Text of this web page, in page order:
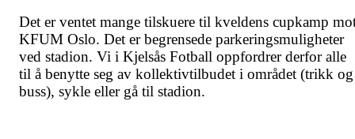
Det er ventet mange tilskuere til kveldens cupkamp
KFUM Oslo. Det er begrensede parkeringsmuligheter
ved stadion. Vi i Kjelsås Fotball oppfordrer derfor alle
til å benytte seg av kollektivtilbudet i området (trikk og
buss), sykle eller gå til stadion.